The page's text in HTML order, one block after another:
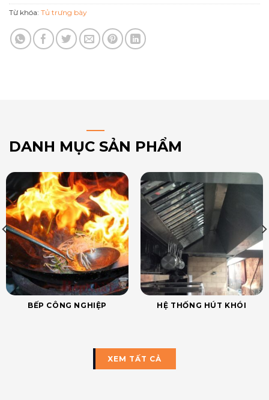
Từ khóa: Tủ trưng bày
DANH MỤC SẢN PHẨM
BẾP CÔNG NGHIỆP HỆ THỐNG HÚT KHÓI
XEM TẤT CẢ